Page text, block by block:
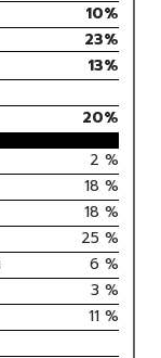
10%
23%
13%
20%
2 %
18 %
18 %
25 %
6 %
3 %
11 %